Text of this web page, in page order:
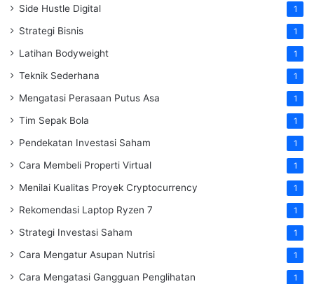
Side Hustle Digital 1
Strategi Bisnis 1
Latihan Bodyweight 1
Teknik Sederhana 1
Mengatasi Perasaan Putus Asa 1
Tim Sepak Bola 1
Pendekatan Investasi Saham 1
Cara Membeli Properti Virtual 1
Menilai Kualitas Proyek Cryptocurrency 1
Rekomendasi Laptop Ryzen 7 1
Strategi Investasi Saham 1
Cara Mengatur Asupan Nutrisi 1
Cara Mengatasi Gangguan Penglihatan 1